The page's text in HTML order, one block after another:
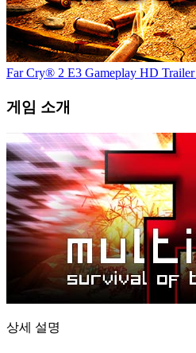
Far Cry® 2 E3 Gameplay HD Trailer
게임 소개
상세 설명